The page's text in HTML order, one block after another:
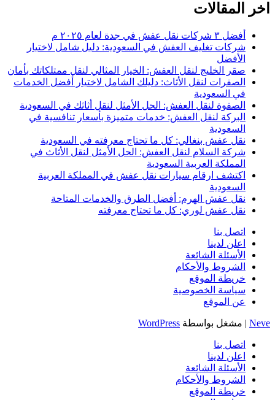
اخر المقالات
أفضل ٣ شركات نقل عفش في جدة لعام ٢٠٢٥ م
شركات تغليف العفش في السعودية: دليل شامل لاختيار
الأفضل
صقر الخليج لنقل العفش: الخيار المثالي لنقل ممتلكاتك بأمان
الصفرات لنقل الأثاث: دليلك الشامل لاختيار أفضل الخدمات
في السعودية
الصفوة لنقل العفش: الحل الأمثل لنقل أثاثك في السعودية
البركة لنقل العفش: خدمات متميزة بأسعار تنافسية في
السعودية
نقل عفش بنغالي: كل ما تحتاج معرفته في السعودية
شركة السلام لنقل العفش: الحل الأمثل لنقل الأثاث في
المملكة العربية السعودية
اكتشف ارقام سيارات نقل عفش في المملكة العربية
السعودية
نقل عفش الهرم: أفضل الطرق والخدمات المتاحة
نقل عفش لوري: كل ما تحتاج معرفته
اتصل بنا
اعلن لدينا
الأسئلة الشائعة
الشروط والأحكام
خريطة الموقع
سياسة الخصوصية
عن الموقع
Neve | مشغل بواسطة WordPress
اتصل بنا
اعلن لدينا
الأسئلة الشائعة
الشروط والأحكام
خريطة الموقع